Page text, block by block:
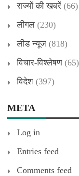
राज्यों की खबरें (66)
लीगल (230)
लीड न्यूज (818)
विचार-विश्लेषण(65)
विदेश (397)
META
Log in
Entries feed
Comments feed